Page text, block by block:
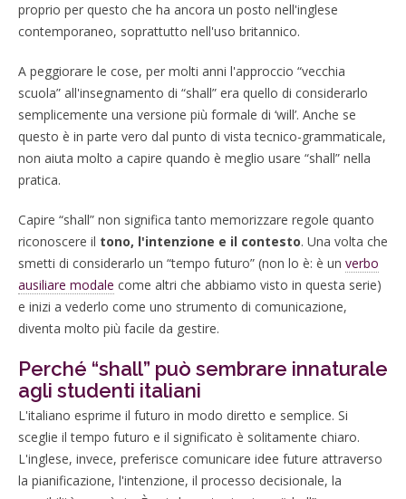
proprio per questo che ha ancora un posto nell'inglese
contemporaneo, soprattutto nell'uso britannico.
A peggiorare le cose, per molti anni l'approccio “vecchia
scuola” all'insegnamento di “shall” era quello di considerarlo
semplicemente una versione più formale di ‘will’. Anche se
questo è in parte vero dal punto di vista tecnico-grammaticale,
non aiuta molto a capire quando è meglio usare “shall” nella
pratica.
Capire “shall” non significa tanto memorizzare regole quanto
riconoscere il tono, l'intenzione e il contesto. Una volta che
smetti di considerarlo un “tempo futuro” (non lo è: è un verbo
ausiliare modale come altri che abbiamo visto in questa serie)
e inizi a vederlo come uno strumento di comunicazione,
diventa molto più facile da gestire.
Perché “shall” può sembrare innaturale
agli studenti italiani
L'italiano esprime il futuro in modo diretto e semplice. Si
sceglie il tempo futuro e il significato è solitamente chiaro.
L'inglese, invece, preferisce comunicare idee future attraverso
la pianificazione, l'intenzione, il processo decisionale, la